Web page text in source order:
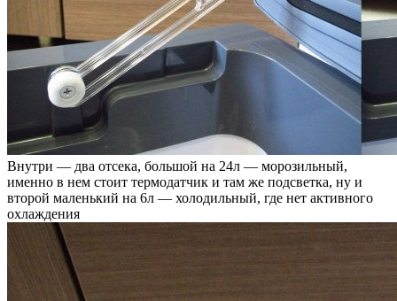
Внутри — два отсека, большой на 24л — морозильный,
именно в нем стоит термодатчик и там же подсветка, ну и
второй маленький на 6л — холодильный, где нет активного
охлаждения